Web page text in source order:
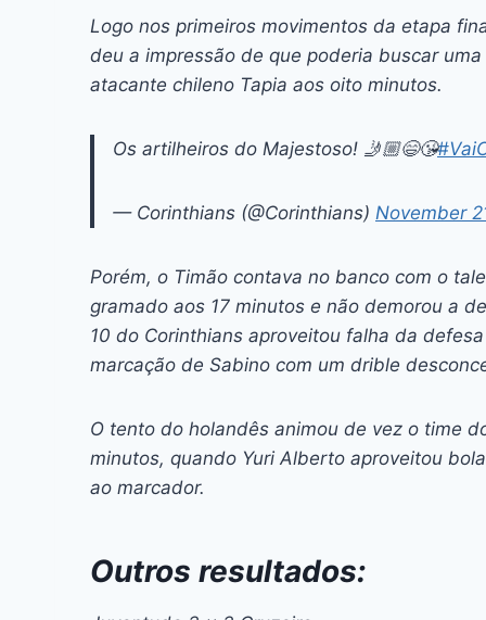
Logo nos primeiros movimentos da etapa
deu a impressão de que poderia buscar
atacante chileno Tapia aos oito minutos.
Os artilheiros do Majestoso! 🤳🏼😄😘
— Corinthians (@Corinthians) November
Porém, o Timão contava no banco com o
gramado aos 17 minutos e não demorou a
10 do Corinthians aproveitou falha da
marcação de Sabino com um drible
O tento do holandês animou de vez o time
minutos, quando Yuri Alberto aproveitou
ao marcador.
Outros resultados: